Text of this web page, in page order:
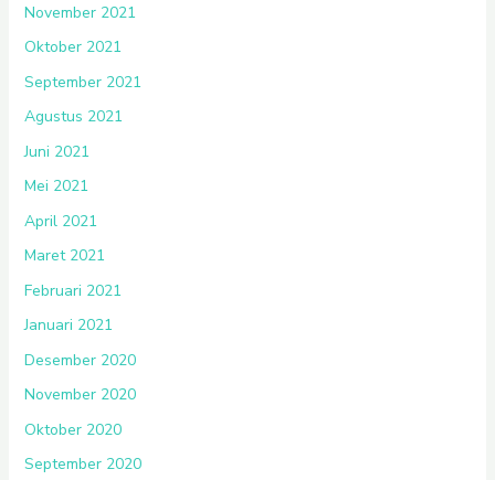
November 2021
Oktober 2021
September 2021
Agustus 2021
Juni 2021
Mei 2021
April 2021
Maret 2021
Februari 2021
Januari 2021
Desember 2020
November 2020
Oktober 2020
September 2020